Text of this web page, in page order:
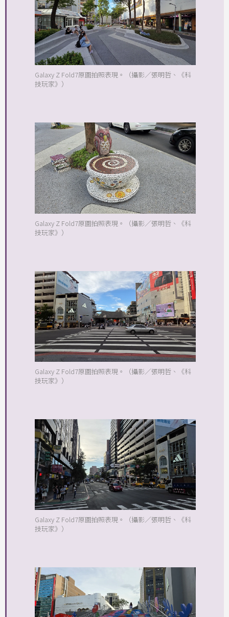
Galaxy Z Fold7原圖拍照表現。（攝影／張明哲、《科
技玩家》）
Galaxy Z Fold7原圖拍照表現。（攝影／張明哲、《科
技玩家》）
Galaxy Z Fold7原圖拍照表現。（攝影／張明哲、《科
技玩家》）
Galaxy Z Fold7原圖拍照表現。（攝影／張明哲、《科
技玩家》）